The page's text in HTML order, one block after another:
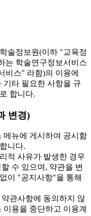
술정보원(이하 "교육정
는 학술연구정보서비스
비스" 라함)의 이용에
기타 필요한 사항을 규
합니다.
변경)
뉴에 게시하여 공시함
니다.
적 사유가 발생한 경우
수 있으며, 약관을 변
이 "공지사항"을 통해
관사항에 동의하지 않
이용을 중단하고 이용계